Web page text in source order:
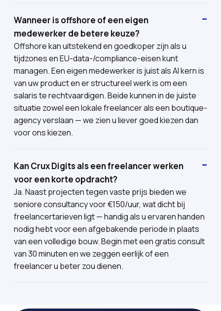
Wanneer is offshore of een eigen
medewerker de betere keuze?
Offshore kan uitstekend en goedkoper zijn als u
tijdzones en EU-data-/compliance-eisen kunt
managen. Een eigen medewerker is juist als AI kern is
van uw product en er structureel werk is om een
salaris te rechtvaardigen. Beide kunnen in de juiste
situatie zowel een lokale freelancer als een boutique-
agency verslaan — we zien u liever goed kiezen dan
voor ons kiezen.
Kan Crux Digits als een freelancer werken
voor een korte opdracht?
Ja. Naast projecten tegen vaste prijs bieden we
seniore consultancy voor €150/uur, wat dicht bij
freelancertarieven ligt — handig als u ervaren handen
nodig hebt voor een afgebakende periode in plaats
van een volledige bouw. Begin met een gratis consult
van 30 minuten en we zeggen eerlijk of een
freelancer u beter zou dienen.